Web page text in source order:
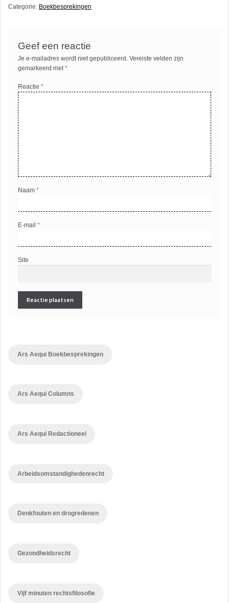
Categorie: Boekbesprekingen
Geef een reactie
Je e-mailadres wordt niet gepubliceerd. Vereiste velden zijn
gemarkeerd met*
Reactie*
Naam*
E-mail*
Site
Ars Aequi Boekbesprekingen
Ars Aequi Columns
Ars Aequi Redactioneel
Arbeidsomstandighedenrecht
Denkfouten en drogredenen
Gezondheidsrecht
Vijf minuten rechtsfilosofie